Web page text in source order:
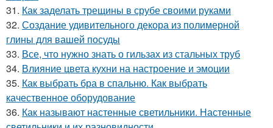
31. Как заделать трещины в срубе своими руками
32. Создание удивительного декора из полимерной
глины для вашей посуды
33. Все, что нужно знать о гильзах из стальных труб
34. Влияние цвета кухни на настроение и эмоции
35. Как выбрать бра в спальню. Как выбрать
качественное оборудование
36. Как называют настенные светильники. Настенные